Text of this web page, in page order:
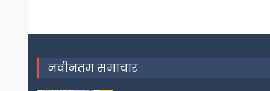
नवीनतम समाचार